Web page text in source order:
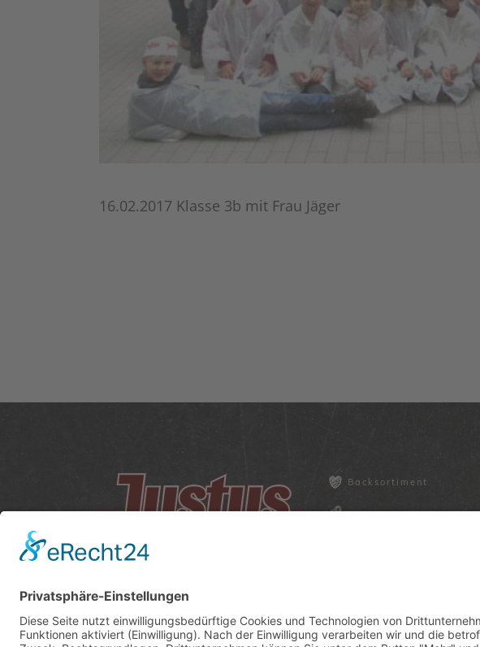
16.02.2017 Klasse 3b mit Frau Jäger
Backsortiment